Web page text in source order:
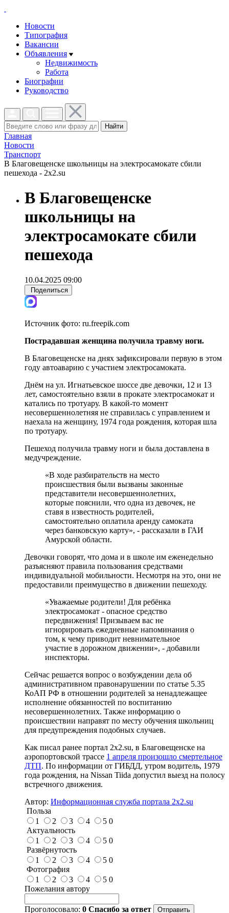
Новости
Типография
Вакансии
Объявления
Недвижимость
Работа
Биографии
Руководство
Найти
Главная
Новости
Транспорт
В Благовещенске школьницы на электросамокате сбили
пешехода - 2x2.su
В Благовещенске
школьницы на
электросамокате сбили
пешехода
10.04.2025 09:00
Поделиться
Источник фото: ru.freepik.com
Пострадавшая женщина получила травму ноги.
В Благовещенске на днях зафиксировали первую в этом
году автоаварию с участием электросамоката.
Днём на ул. Игнатьевское шоссе две девочки, 12 и 13
лет, самостоятельно взяли в прокате электросамокат и
катались по тротуару. В какой-то момент
несовершеннолетняя не справилась с управлением и
наехала на женщину, 1974 года рождения, которая шла
по тротуару.
Пешеход получила травму ноги и была доставлена в
медучреждение.
«В ходе разбирательств на место
происшествия были вызваны законные
представители несовершеннолетних,
которые пояснили, что одна из девочек, не
ставя в известность родителей,
самостоятельно оплатила аренду самоката
через банковскую карту», - рассказали в ГАИ
Амурской области.
Девочки говорят, что дома и в школе им еженедельно
разъясняют правила пользования средствами
индивидуальной мобильности. Несмотря на это, они не
предоставили преимущество в движении пешеходу.
«Уважаемые родители! Для ребёнка
электросамокат - опасное средство
передвижения! Призываем вас не
игнорировать ежедневные напоминания о
том, к чему приводит невнимательное
участие в дорожном движении», - добавили
инспекторы.
Сейчас решается вопрос о возбуждении дела об
административном правонарушении по статье 5.35
КоАП РФ в отношении родителей за ненадлежащее
исполнение обязанностей по воспитанию
несовершеннолетних. Также информацию о
происшествии направят по месту обучения школьниц
для предупреждения подобных случаев.
Как писал ранее портал 2х2.su, в Благовещенске на
аэропортовской трассе 1 апреля произошло смертельное
ДТП. По информации от ГИБДД, утром водитель, 1979
года рождения, на Nissan Tiida допустил выезд на полосу
встречного движения.
Автор: Информационная служба портала 2x2.su
Польза
1
2 3 4 5 0
Актуальность
1
2 3 4 5 0
Развёрнутость
1
2 3 4 5 0
Фотография
1
2 3 4 5 0
Пожелания автору
Проголосовало: 0 Спасибо за ответ